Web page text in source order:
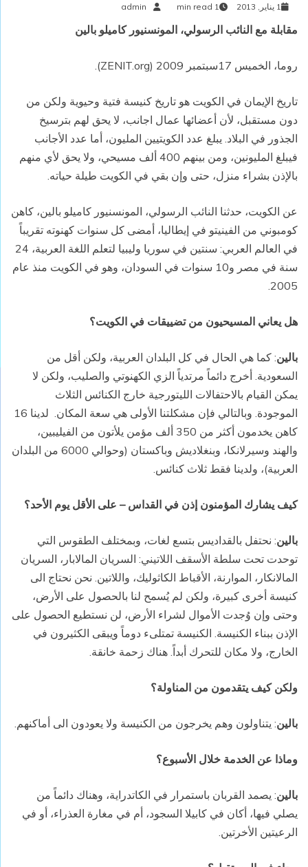
1 يناير, 2013 1 min read
admin
مقابلة مع النائب الرسولي، المونسنيور كاميلو بالين
روما، الخميس 17سبتمبر 2009 (ZENIT.org).
تاريخ الإيمان في الكويت هو تاريخ كنيسة فتية وحيوية ولكن من
دون مستقبل، لأن أعضائها عمال اجانب، لا يحق لهم بترسيخ
الجذور في البلاد. يبلغ عدد الكويتيين المليون، أما عدد الأجانب
فيبلغ المليونين، ومن بينهم 400 ألف مسيحي، ولا يحق لأي منهم
بالإذن بشراء منزل، حتى وإن بقي في الكويت طيلة حياته.
عن الكويت، حدثنا النائب الرسولي، المونسنيور كاميلو بالين، كاهن
كومبوني من الفينيتو في إيطاليا، أمضى كل سنوات كهنوته تقريباً
في العالم العربي: سنتين في سوريا وليبيا لتعلم اللغة العربية، 24
سنة في مصر و10 سنوات في السودان، وهو في الكويت منذ عام
2005.
هل يعاني المسيحيون من تضييقات في الكويت؟
بالين: كما هي الحال في كل البلدان العربية، ولكن أقل من
السعودية. أخرج دائماً مرتدياً الزي الكهنوتي والصليب، ولكن لا
يمكن القيام بالاحتفالات الليتورجية خارج الكنائس الثلاث
الموجودة. وبالتالي فإن مشكلتنا الأولى هي سعة المكان. لدينا 16
كاهن يخدمون أكثر من 350 ألف مؤمن يلأتون من الفيليبين،
والهند وسيرلانكا، وبنغلاديش وباكستان (وحوالي 6000 من البلدان
العربية)، ولدينا فقط ثلاث كنائس.
كيف يشارك المؤمنون إذن في القداس – على الأقل يوم الأحد؟
بالين: نحتفل بالقداديس بتسع لغات، وبمختلف الطقوس التي
توحدت تحت سلطة الأسقف اللاتيني: السريان المالابار، السريان
المالانكار، الموارنة، الأقباط الكاثوليك، واللاتين. نحن نحتاج الى
كنيسة أخرى كبيرة، ولكن لم يُسمح لنا بالحصول على الأرض،
وحتى وإن وُجدت الأموال لشراء الأرض، لن نستطيع الحصول على
الإذن ببناء الكنيسة. الكنيسة تمتلىء دوماً ويبقى الكثيرون في
الخارج، ولا مكان للتحرك أبداً. هناك زحمة خانقة.
ولكن كيف يتقدمون من المناولة؟
بالين: يتناولون وهم يخرجون من الكنيسة ولا يعودون الى أماكنهم.
وماذا عن الخدمة خلال الأسبوع؟
بالين: يصمد القربان باستمرار في الكاتدراية، وهناك دائماً من
يصلي فيها، أكان في كابيلا السجود، أم في مغارة العذراء، أو في
الرعيتين الأخرتين.